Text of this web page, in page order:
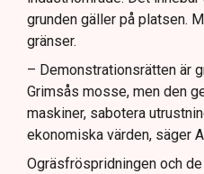
grunden gäller på platsen.
gränser.
– Demonstrationsrätten är
Grimsås mosse, men den
maskiner, sabotera
ekonomiska värden, säger
Ogräsfröspridningen och